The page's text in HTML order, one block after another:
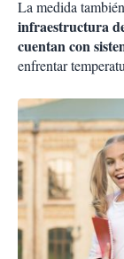
La medida
infraestructura
cuentan con
enfrentar